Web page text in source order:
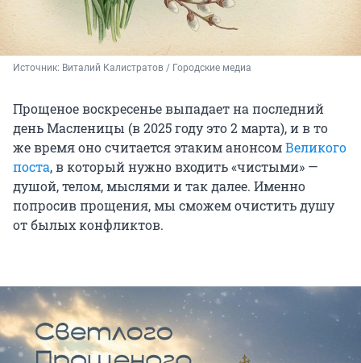
Источник: Виталий Калистратов / Городские медиа
Прощеное воскресенье выпадает на последний
день Масленицы (в 2025 году это 2 марта), и в то
же время оно считается этаким анонсомВеликого
поста, в который нужно входить «чистыми» —
душой, телом, мыслями и так далее. Именно
попросив прощения, мы сможем очистить душу
от былых конфликтов.